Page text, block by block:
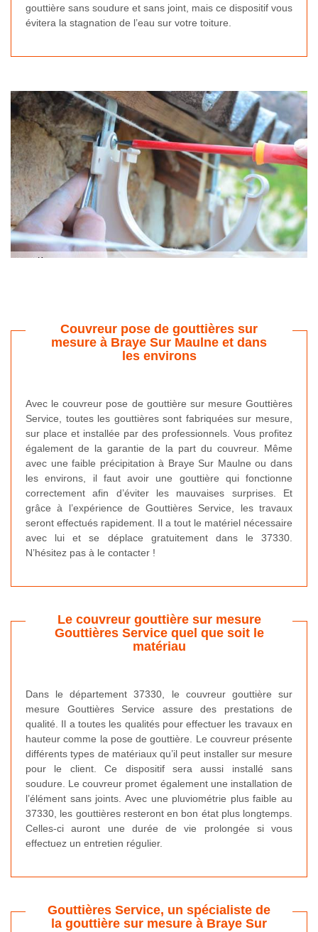
gouttière sans soudure et sans joint, mais ce dispositif vous
évitera la stagnation de l’eau sur votre toiture.
Couvreur pose de gouttières sur
mesure à Braye Sur Maulne et dans
les environs
Avec le couvreur pose de gouttière sur mesure Gouttières
Service, toutes les gouttières sont fabriquées sur mesure,
sur place et installée par des professionnels. Vous profitez
également de la garantie de la part du couvreur. Même
avec une faible précipitation à Braye Sur Maulne ou dans
les environs, il faut avoir une gouttière qui fonctionne
correctement afin d’éviter les mauvaises surprises. Et
grâce à l’expérience de Gouttières Service, les travaux
seront effectués rapidement. Il a tout le matériel nécessaire
avec lui et se déplace gratuitement dans le 37330.
N’hésitez pas à le contacter !
Le couvreur gouttière sur mesure
Gouttières Service quel que soit le
matériau
Dans le département 37330, le couvreur gouttière sur
mesure Gouttières Service assure des prestations de
qualité. Il a toutes les qualités pour effectuer les travaux en
hauteur comme la pose de gouttière. Le couvreur présente
différents types de matériaux qu’il peut installer sur mesure
pour le client. Ce dispositif sera aussi installé sans
soudure. Le couvreur promet également une installation de
l’élément sans joints. Avec une pluviométrie plus faible au
37330, les gouttières resteront en bon état plus longtemps.
Celles-ci auront une durée de vie prolongée si vous
effectuez un entretien régulier.
Gouttières Service, un spécialiste de
la gouttière sur mesure à Braye Sur